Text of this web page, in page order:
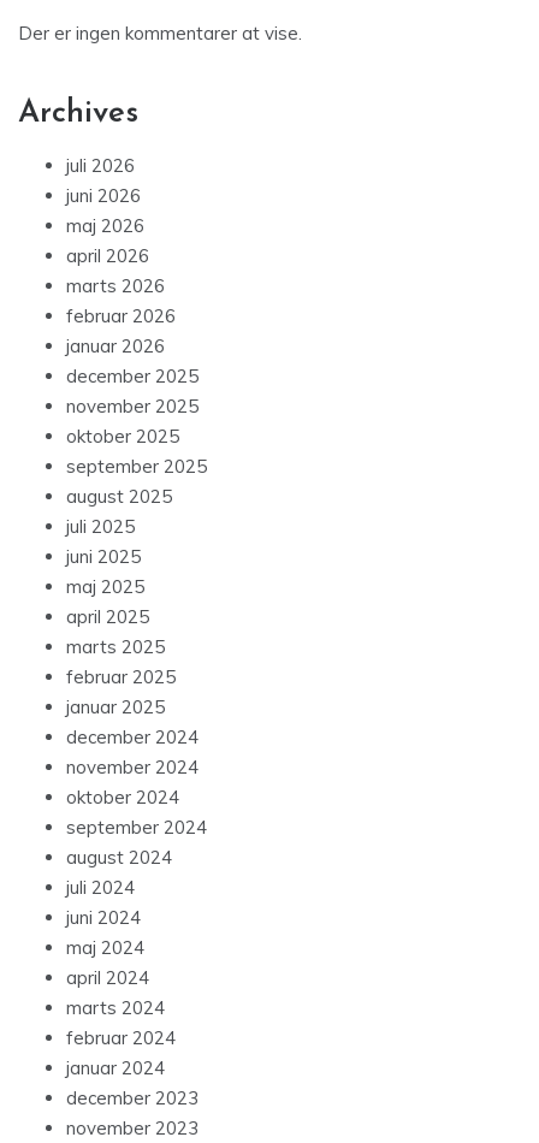
Der er ingen kommentarer at vise.
Archives
juli 2026
juni 2026
maj 2026
april 2026
marts 2026
februar 2026
januar 2026
december 2025
november 2025
oktober 2025
september 2025
august 2025
juli 2025
juni 2025
maj 2025
april 2025
marts 2025
februar 2025
januar 2025
december 2024
november 2024
oktober 2024
september 2024
august 2024
juli 2024
juni 2024
maj 2024
april 2024
marts 2024
februar 2024
januar 2024
december 2023
november 2023